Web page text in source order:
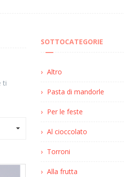
ti
SOTTOCATEGORIE
Altro
Pasta di mandorle
Per le feste
Al cioccolato
Torroni
Alla frutta